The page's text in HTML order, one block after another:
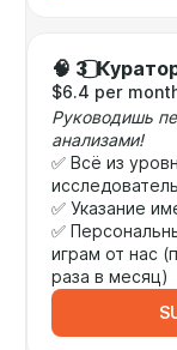
🧠 3️⃣
$6.4 per
Руководишь
анализами!
✅ Всё из
✅ Указание
✅
играм от нас
раза в месяц)